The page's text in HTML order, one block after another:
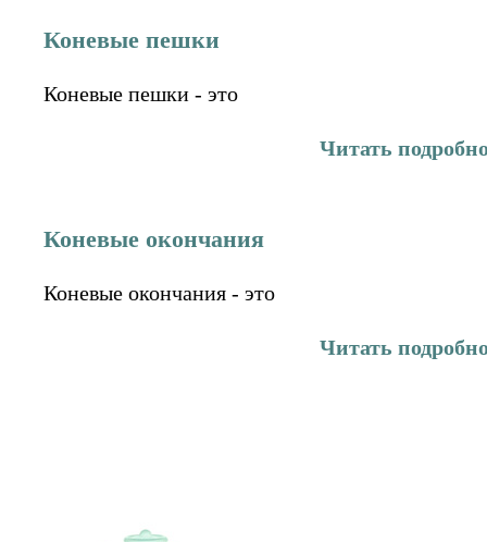
Коневые пешки
Коневые пешки - это
Читать
Коневые окончания
Коневые окончания - это
Читать